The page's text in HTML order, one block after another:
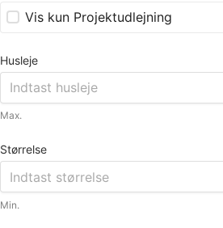
Vis kun Projektudlejning
Husleje
Max.
Størrelse
Min.